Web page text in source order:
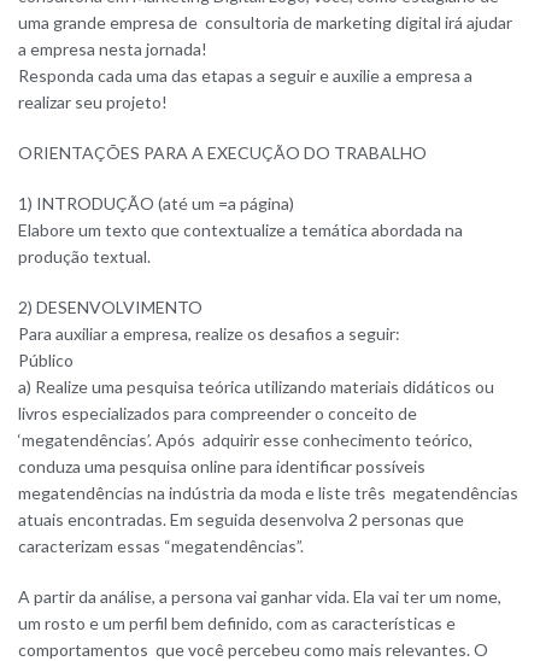
uma grande empresa de consultoria de marketing digital irá ajudar
a empresa nesta jornada!
Responda cada uma das etapas a seguir e auxilie a empresa a
realizar seu projeto!
ORIENTAÇÕES PARA A EXECUÇÃO DO TRABALHO
1) INTRODUÇÃO (até um =a página)
Elabore um texto que contextualize a temática abordada na
produção textual.
2) DESENVOLVIMENTO
Para auxiliar a empresa, realize os desafios a seguir:
Público
a) Realize uma pesquisa teórica utilizando materiais didáticos ou
livros especializados para compreender o conceito de
‘megatendências’. Após adquirir esse conhecimento teórico,
conduza uma pesquisa online para identificar possíveis
megatendências na indústria da moda e liste três megatendências
atuais encontradas. Em seguida desenvolva 2 personas que
caracterizam essas “megatendências”.
A partir da análise, a persona vai ganhar vida. Ela vai ter um nome,
um rosto e um perfil bem definido, com as características e
comportamentos que você percebeu como mais relevantes. O